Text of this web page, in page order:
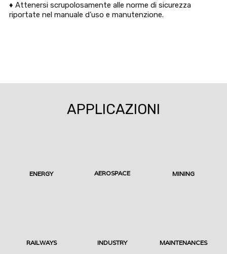
♦ Attenersi scrupolosamente alle norme di sicurezza
riportate nel manuale d’uso e manutenzione.
APPLICAZIONI
ENERGY AEROSPACE MINING
RAILWAYS INDUSTRY MAINTENANCES